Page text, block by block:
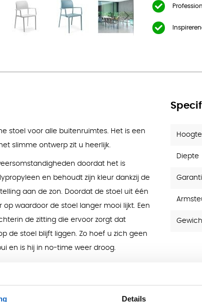
Details
stoel voor alle buitenruimtes. Het is een
slimme ontwerp zit u heerlijk.
doordat het is
en behoudt zijn kleur dankzij de
aan de zon. Doordat de stoel uit één
waardoor de stoel langer mooi lijkt. Een
de zitting die ervoor zorgt dat
de stoel blijft liggen. Zo hoef u zich geen
en is hij in no-time weer droog.
makkelijk te verplaatsen en dankzij
De stoel staat stevig op diverse
bieden. Kies uit zes verschillende
Hoogte
Diepte